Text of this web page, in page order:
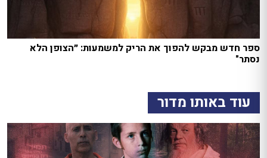
ספר חדש מבקש להפוך את הריק למשמעות: ״הצופן הלא
נסתר"
עוד באותו מדור